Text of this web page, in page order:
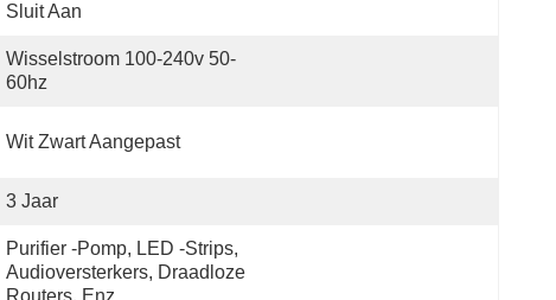
Sluit Aan
Wisselstroom 100-240v 50-
60hz
Wit Zwart Aangepast
3 Jaar
Purifier -pomp, LED -strips,
Audioversterkers, Draadloze
Routers, Enz